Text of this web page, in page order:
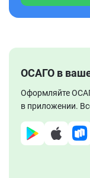
ОСАГО в
Оформляйте
в приложении.